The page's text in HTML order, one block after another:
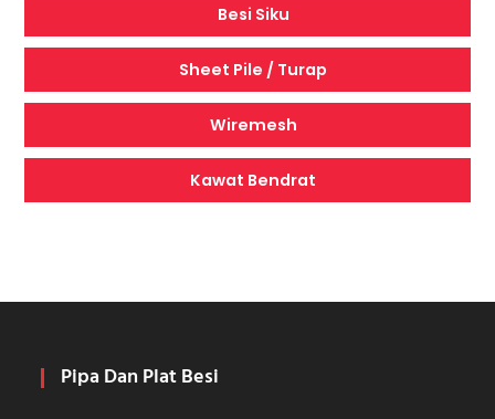
Besi Siku
Sheet Pile / Turap
Wiremesh
Kawat Bendrat
Pipa Dan Plat Besi